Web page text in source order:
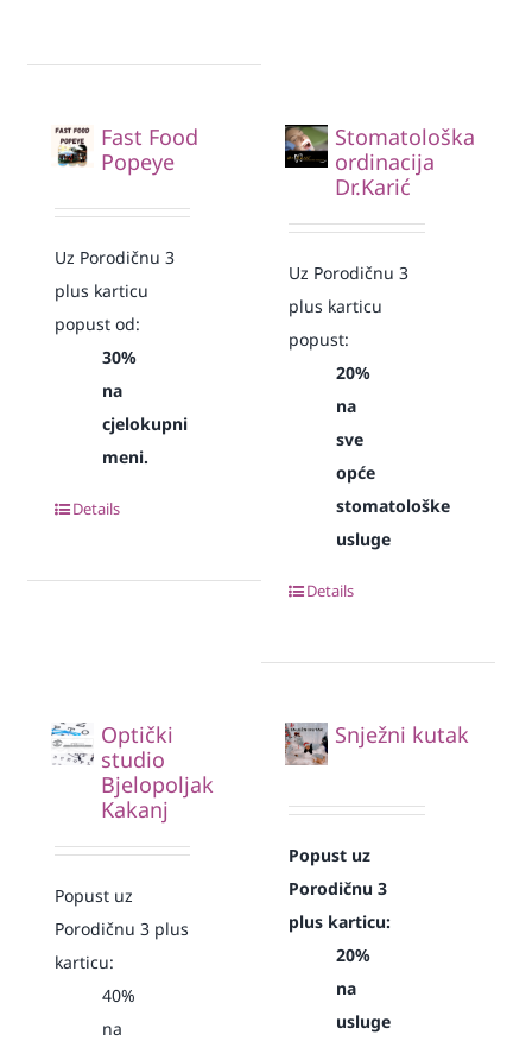
Fast Food
Popeye
Uz Porodičnu 3
plus karticu
popust od:
30%
na
cjelokupni
meni.
Details
Stomatološka
ordinacija
Dr.Karić
Uz Porodičnu 3
plus karticu
popust:
20%
na
sve
opće
stomatološke
usluge
Details
Optički
studio
Bjelopoljak
Kakanj
Popust uz
Porodičnu 3 plus
karticu:
40%
na
Snježni kutak
Popust uz
Porodičnu 3
plus karticu:
20%
na
usluge